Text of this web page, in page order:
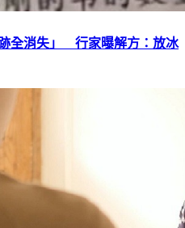
全消失」 行家曝解方：放冰